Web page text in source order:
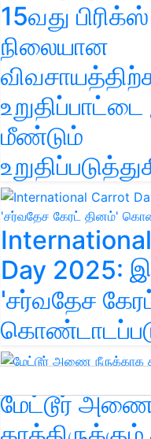
15வது
நிலையான
மீண்டும்
Day 2025:
'சர்வதேச
மேட்டூர்